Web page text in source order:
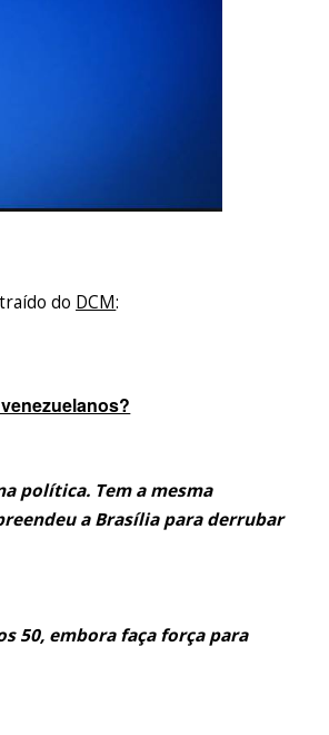
do DCM:
política. Tem a mesma
a Brasília para derrubar
50, embora faça força para